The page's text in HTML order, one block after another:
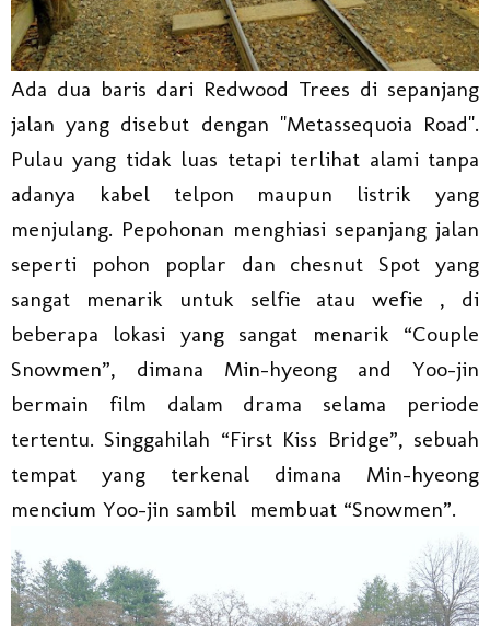
Ada dua baris dari Redwood Trees di sepanjang
jalan yang disebut dengan "Metassequoia Road".
Pulau yang tidak luas tetapi terlihat alami tanpa
adanya kabel telpon maupun listrik yang
menjulang. Pepohonan menghiasi sepanjang jalan
seperti pohon poplar dan chesnut Spot yang
sangat menarik untuk selfie atau wefie , di
beberapa lokasi yang sangat menarik “Couple
Snowmen”, dimana Min-hyeong and Yoo-jin
bermain film dalam drama selama periode
tertentu. Singgahilah “First Kiss Bridge”, sebuah
tempat yang terkenal dimana Min-hyeong
mencium Yoo-jin sambil membuat “Snowmen”.